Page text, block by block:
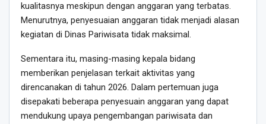
kualitasnya meskipun dengan anggaran yang terbatas.
Menurutnya, penyesuaian anggaran tidak menjadi alasan
kegiatan di Dinas Pariwisata tidak maksimal.
Sementara itu, masing-masing kepala bidang
memberikan penjelasan terkait aktivitas yang
direncanakan di tahun 2026. Dalam pertemuan juga
disepakati beberapa penyesuain anggaran yang dapat
mendukung upaya pengembangan pariwisata dan